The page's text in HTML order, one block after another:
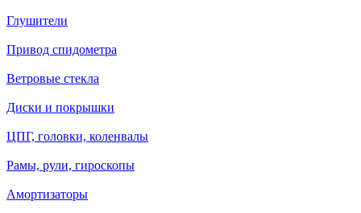
Глушители
Привод спидометра
Ветровые стекла
Диски и покрышки
ЦПГ, головки, коленвалы
Рамы, рули, гироскопы
Амортизаторы